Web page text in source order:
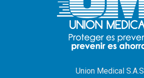
Union Medical S.A.S